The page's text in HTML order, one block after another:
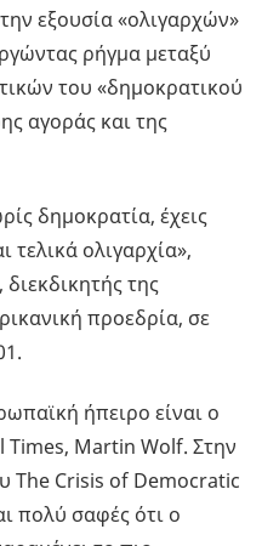
εξουσία «ολιγαρχών»
ρήγμα μεταξύ
του «δημοκρατικού
αγοράς και της
δημοκρατία, έχεις
ολιγαρχία»,
της
προεδρία, σε
ήπειρο είναι ο
Times, Martin Wolf. Στην
The Crisis of Democratic
πολύ σαφές ότι ο